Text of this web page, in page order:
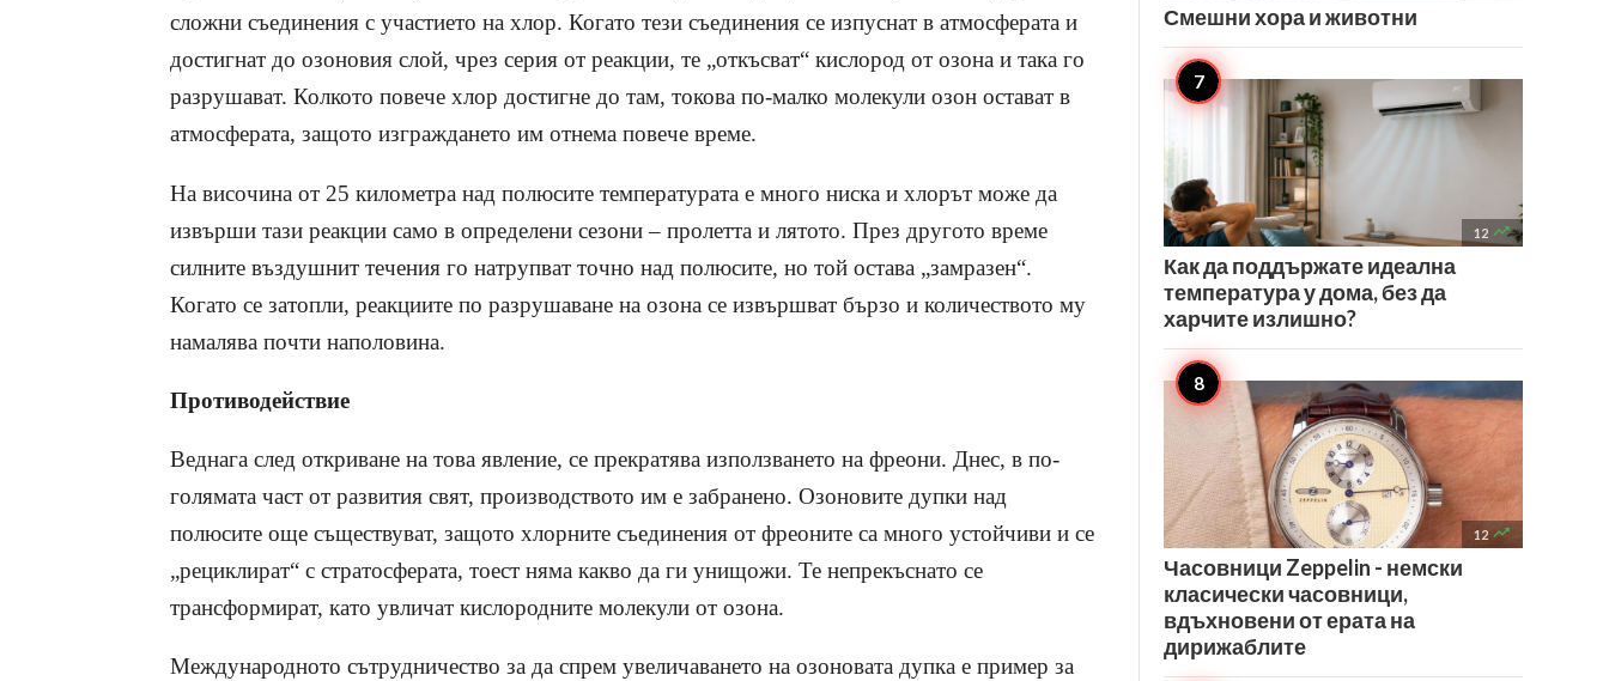
сложни съединения с участието на хлор. Когато тези съединения се изпуснат в атмосферата и
достигнат до озоновия слой, чрез серия от реакции, те „откъсват“ кислород от озона и така го
разрушават. Колкото повече хлор достигне до там, токова по-малко молекули озон остават в
атмосферата, защото изграждането им отнема повече време.
На височина от 25 километра над полюсите температурата е много ниска и хлорът може да
извърши тази реакции само в определени сезони – пролетта и лятото. През другото време
силните въздушнит течения го натрупват точно над полюсите, но той остава „замразен“.
Когато се затопли, реакциите по разрушаване на озона се извършват бързо и количеството му
намалява почти наполовина.
Противодействие
Веднага след откриване на това явление, се прекратява използването на фреони. Днес, в по-
голямата част от развития свят, производството им е забранено. Озоновите дупки над
полюсите още съществуват, защото хлорните съединения от фреоните са много устойчиви и се
„рециклират“ с стратосферата, тоест няма какво да ги унищожи. Те непрекъснато се
трансформират, като увличат кислородните молекули от озона.
Международното сътрудничество за да спрем увеличаването на озоновата дупка е пример за
Смешни хора и животни
12 
Как да поддържате идеална
температура у дома, без да
харчите излишно?
12 
Часовници Zeppelin - немски
класически часовници,
вдъхновени от ерата на
дирижаблите